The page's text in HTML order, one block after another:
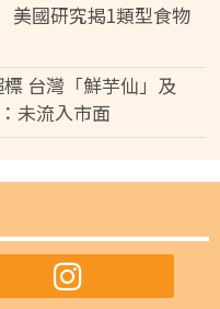
美國研究揭1類型食物
台灣「鮮芋仙」及
未流入市面